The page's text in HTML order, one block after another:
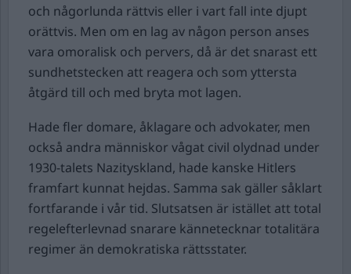
och någorlunda rättvis eller i vart fall inte djupt
orättvis. Men om en lag av någon person anses
vara omoralisk och pervers, då är det snarast ett
sundhetstecken att reagera och som yttersta
åtgärd till och med bryta mot lagen.
Hade fler domare, åklagare och advokater, men
också andra människor vågat civil olydnad under
1930-talets Nazityskland, hade kanske Hitlers
framfart kunnat hejdas. Samma sak gäller såklart
fortfarande i vår tid. Slutsatsen är istället att total
regelefterlevnad snarare kännetecknar totalitära
regimer än demokratiska rättsstater.